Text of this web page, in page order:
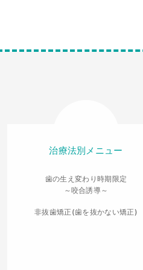
治療法別メニュー
歯の生え変わり時期限定
～咬合誘導～
非抜歯矯正(歯を抜かない矯正)